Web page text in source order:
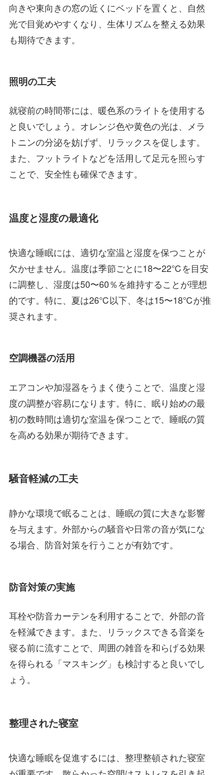
向きや東向きの窓の近くにベッドを置くと、自然
光で目覚めやすくなり、生体リズムを整える効果
も期待できます。
照明の工夫
就寝前の時間帯には、暖色系のライトを使用する
と良いでしょう。オレンジ色や黄色の光は、メラ
トニンの分泌を妨げず、リラックスを促します。
また、フットライトなどを活用して足元を照らす
ことで、安全性も確保できます。
温度と湿度の最適化
快適な睡眠には、適切な室温と湿度を保つことが
欠かせません。温度は季節ごとに18〜22℃を目安
に調整し、湿度は50〜60％を維持することが理想
的です。特に、夏は26℃以下、冬は15〜18℃が推
奨されます。
空調機器の活用
エアコンや加湿器をうまく使うことで、温度と湿
度の調整が容易になります。特に、眠り始めの最
初の数時間は適切な室温を保つことで、睡眠の質
を高める効果が期待できます。
騒音軽減の工夫
静かな環境で眠ることは、睡眠の質に大きな影響
を与えます。外部からの騒音や日常の音が気にな
る場合、防音対策を行うことが有効です。
防音対策の実施
耳栓や防音カーテンを利用することで、外部の音
を軽減できます。また、リラックスできる音楽を
寝る前に流すことで、周囲の雑音を和らげる効果
を得られる「マスキング」も検討すると良いでし
ょう。
整理された寝室
快適な睡眠を促進するには、整理整頓された寝室